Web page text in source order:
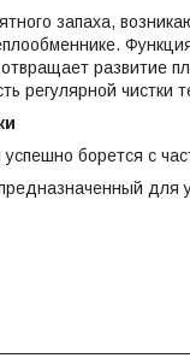
запаха,
развитие
регулярной чистки
успешно борется с
для